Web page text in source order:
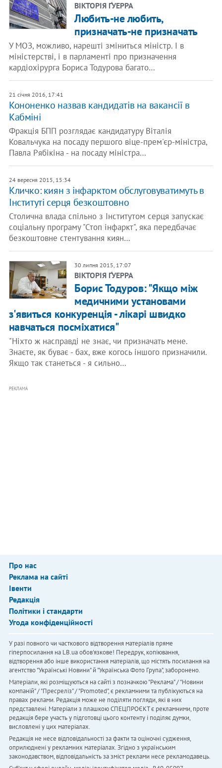
ВІКТОРІЯ ҐУЕРРА
Любить-не любить,
призначать-не призначать
У МОЗ, можливо, нарешті зміниться міністр. І в
міністерстві, і в парламенті про призначення
кардіохірурга Бориса Тодурова багато…
21 січня 2016, 17:41
Кононенко назвав кандидатів на вакансії в
Кабміні
Фракція БПП розглядає кандидатуру Віталія
Ковальчука на посаду першого віце-прем'єр-міністра,
Павла Рябікіна - на посаду міністра…
24 вересня 2015, 15:34
Кличко: киян з інфарктом обслуговуватимуть в
Інституті серця безкоштовно
Столична влада спільно з Інститутом серця запускає
соціальну програму "Стоп інфаркт", яка передбачає
безкоштовне стентування киян…
30 липня 2015, 17:07
ВІКТОРІЯ ҐУЕРРА
Борис Тодуров: "Якщо між
медичними установами
з'явиться конкуренція - лікарі швидко
навчаться посміхатися"
"Ніхто ж насправді не знає, чи призначать мене.
Знаєте, як буває - бах, вже когось іншого призначили.
Якщо так станеться - я сильно…
РЕКЛАМА
Про нас
Реклама на сайті
Івенти
Редакція
Політики і стандарти
Угода конфіденційності
У разі повного чи часткового відтворення матеріалів пряме
гіперпосилання на LB.ua обов'язкове! Передрук, копіювання,
відтворення або інше використання матеріалів, що містять посилання на
агентство "Українськi Новини" й "Українська Фото Група", заборонено.
Матеріали, які розміщуються на сайті з позначкою "Реклама" / "Новини
компаній" / "Пресреліз" / "Promoted", є рекламними та публікуються на
правах реклами. Редакція може не поділяти погляди, які в них
представлені. Матеріали з плашкою СПЕЦПРОЄКТ є рекламними, проте
редакція бере участь у підготовці цього контенту і поділяє думки,
висловлені у цих матеріалах.
Редакція не несе відповідальності за факти та оціночні судження,
оприлюднені у рекламних матеріалах. Згідно з українським
законодавством, відповідальність за зміст реклами несе рекламодавець.